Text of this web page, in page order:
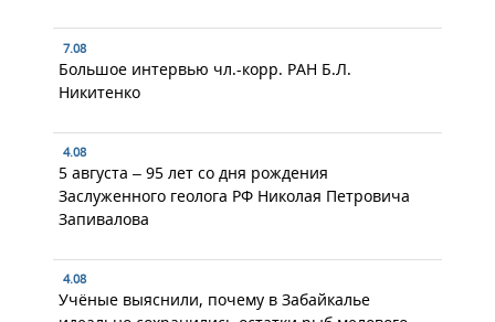
7.08
Большое интервью чл.-корр. РАН Б.Л.
Никитенко
4.08
5 августа – 95 лет со дня рождения
Заслуженного геолога РФ Николая Петровича
Запивалова
4.08
Учёные выяснили, почему в Забайкалье